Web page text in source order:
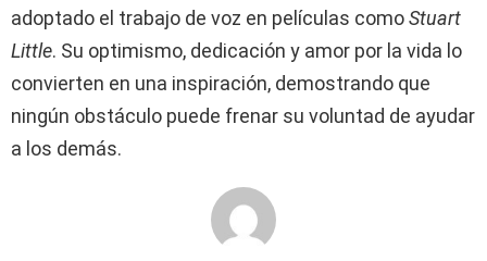
adoptado el trabajo de voz en películas comoStuart
Little. Su optimismo, dedicación y amor por la vida lo
convierten en una inspiración, demostrando que
ningún obstáculo puede frenar su voluntad de ayudar
a los demás.